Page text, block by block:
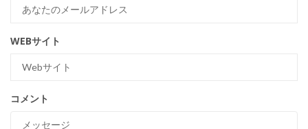
WEBサイト
コメント